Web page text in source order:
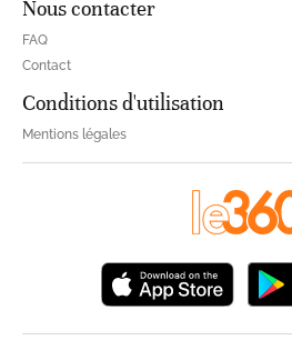
Nous contacter
FAQ
Contact
Conditions d'utilisation
Mentions légales